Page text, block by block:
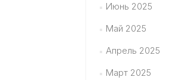
Июнь 2025
Май 2025
Апрель 2025
Март 2025